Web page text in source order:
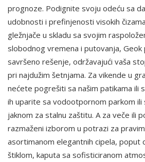
prognoze. Podignite svoju odeću sa
udobnosti i prefinjenosti visokih
gležnjače u skladu sa svojim
slobodnog vremena i putovanja, Geok
savršeno rešenje, održavajući vaša
pri najdužim šetnjama. Za vikende u
nećete pogrešiti sa našim patikama ili
ih uparite sa vodootpornom parkom
jaknom za stalnu zaštitu. A za veče ili
razmaženi izborom u potrazi za
asortimanom elegantnih cipela, poput
štiklom, kaputa sa sofisticiranom